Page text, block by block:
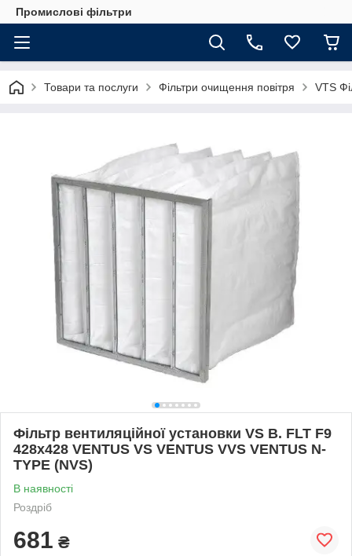
Промислові фільтри
Товари та послуги Фільтри очищення повітря VTS
Фільтр вентиляційної установки VS B. FLT F9
428x428 VENTUS VS VENTUS VVS VENTUS N-
TYPE (NVS)
В наявності
Роздріб
681 ₴